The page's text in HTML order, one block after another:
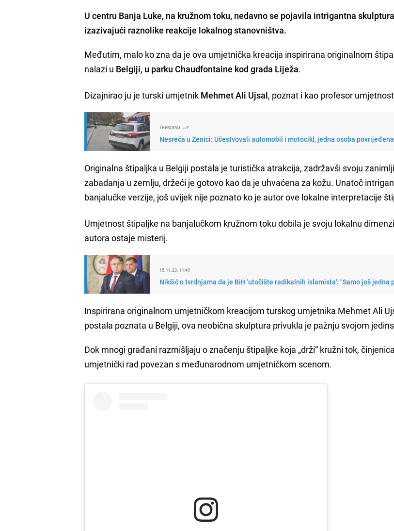
U centru Banja Luke, na kružnom toku, nedavno se pojavila intrigantna
izazivajući raznolike reakcije lokalnog stanovništva.
Međutim, malo ko zna da je ova umjetnička kreacija inspirirana originalnom
nalazi u Belgiji, u parku Chaudfontaine kod grada Liježa.
Dizajnirao ju je turski umjetnik Mehmet Ali Ujsal, poznat i kao profesor
TRENDING
Nesreća u Zenici: Učestvovali automobil i motocikl, jedna osoba povrijeđena
Originalna štipaljka u Belgiji postala je turistička atrakcija, zadržavši svoju
zabadanja u zemlju, držeći je gotovo kao da je uhvaćena za kožu. Unatoč
banjalučke verzije, još uvijek nije poznato ko je autor ove lokalne interpretacije
Umjetnost štipaljke na banjalučkom kružnom toku dobila je svoju lokalnu
autora ostaje misterij.
15.11.23. 11:49
Nikšić o tvrdnjama da je BiH 'utočište radikalnih islamista': "Samo još jedna
Inspirirana originalnom umjetničkom kreacijom turskog umjetnika Mehmet Ali
postala poznata u Belgiji, ova neobična skulptura privukla je pažnju svojom
Dok mnogi građani razmišljaju o značenju štipaljke koja „drži“ kružni tok,
umjetnički rad povezan s međunarodnom umjetničkom scenom.